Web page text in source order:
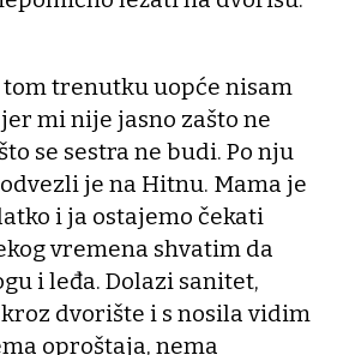
trenutku uopće nisam
mi nije jasno zašto ne
se sestra ne budi. Po nju
je na Hitnu. Mama je
i ja ostajemo čekati
vremena shvatim da
i leđa. Dolazi sanitet,
dvorište i s nosila vidim
oproštaja, nema